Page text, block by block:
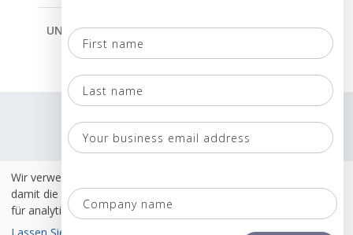
UNTERNEHMUNG
Geschäftsbedingungen
Sicherheit & ISO 27001
Sprache
Wir verwenden Cookies. Einige dieser Cookies sind notwendig,
damit die Website ordnungsgemäß funktioniert. Andere werden
für analytische oder Marketingzwecke verwendet.
name
name
email
address